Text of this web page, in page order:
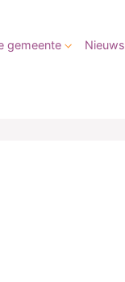
gemeente Nieuws